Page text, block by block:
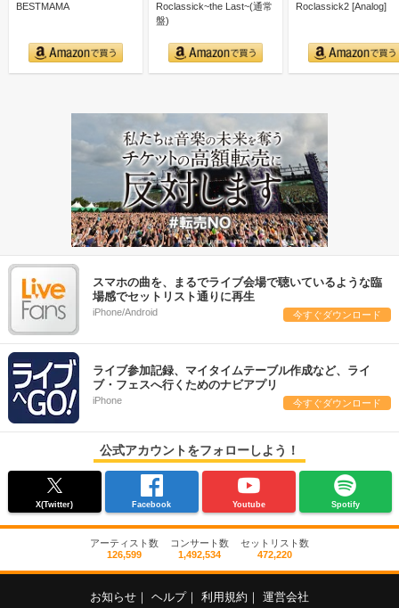
BESTMAMA
Roclassick~the Last~(通常
盤)
Roclassick2 [Analog]
スマホの曲を、まるでライブ会場で聴いているような臨
場感でセットリスト通りに再生
iPhone/Android 今すぐダウンロード
ライブ参加記録、マイタイムテーブル作成など、ライ
ブ・フェスへ行くためのナビアプリ
iPhone 今すぐダウンロード
公式アカウントをフォローしよう！
X(Twitter) Facebook Youtube Spotify
アーティスト数
126,599
コンサート数
1,492,534
セットリスト数
472,220
お知らせ ヘルプ 利用規約 運営会社